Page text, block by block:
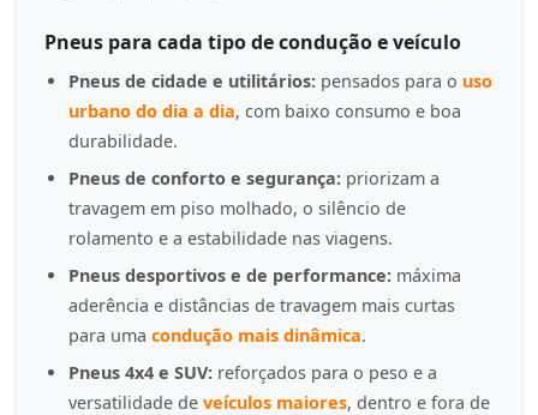
Pneus para cada tipo de condução e veículo
Pneus de cidade e utilitários: pensados para o uso
urbano do dia a dia, com baixo consumo e boa
durabilidade.
Pneus de conforto e segurança: priorizam a
travagem em piso molhado, o silêncio de
rolamento e a estabilidade nas viagens.
Pneus desportivos e de performance: máxima
aderência e distâncias de travagem mais curtas
para uma condução mais dinâmica.
Pneus 4x4 e SUV: reforçados para o peso e a
versatilidade de veículos maiores, dentro e fora de